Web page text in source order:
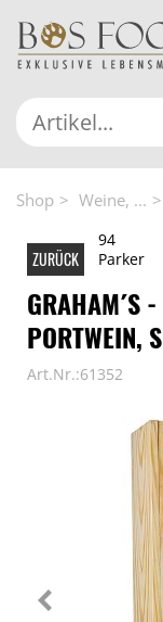
Shop Weine, ...
ZURÜCK
GRAHAM´S
PORTWEIN,
Art.Nr.:61352
94
Parker